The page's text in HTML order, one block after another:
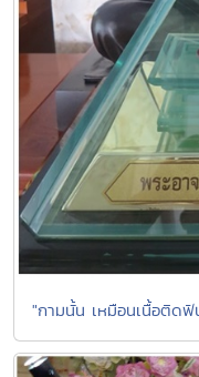
"กามนั้น เหมือนเนื้อติด